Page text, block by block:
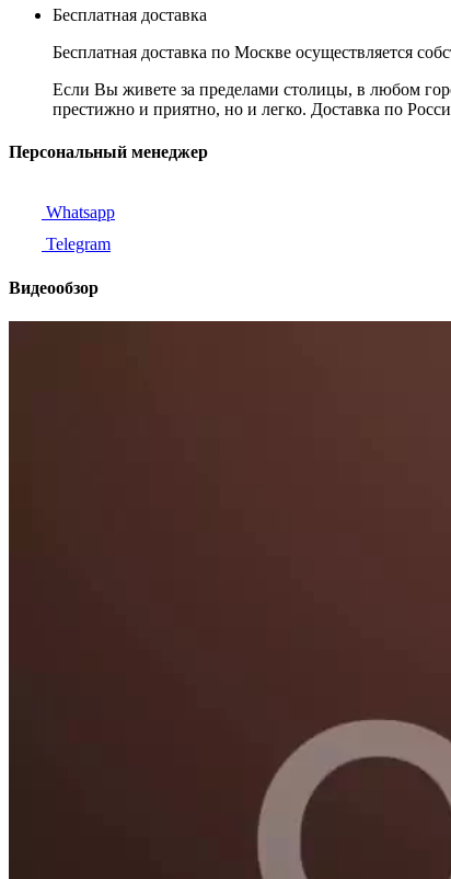
Бесплатная доставка
Бесплатная доставка по Москве осуществляется
Если Вы живете за пределами столицы, в любом
престижно и приятно, но и легко. Доставка по
Персональный менеджер
Whatsapp
Telegram
Видеообзор